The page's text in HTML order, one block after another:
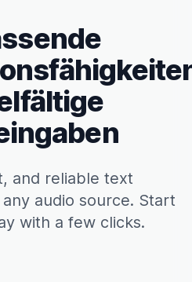
and reliable text
audio source. Start
with a few clicks.